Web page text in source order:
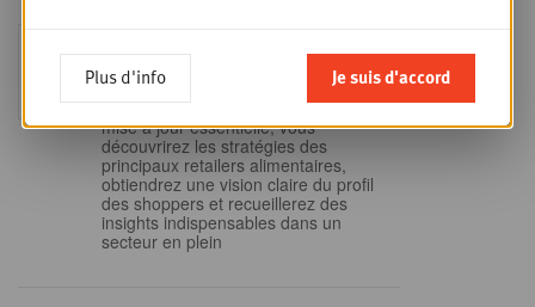
Ne manquez pas cette occasion
unique de comprendre en profondeur
le paysage du retail belge. Dans cette
mise à jour essentielle, vous
découvrirez les stratégies des
principaux retailers alimentaires,
obtiendrez une vision claire du profil
des shoppers et recueillerez des
insights indispensables dans un
secteur en plein
Plus d'info Je suis d'accord